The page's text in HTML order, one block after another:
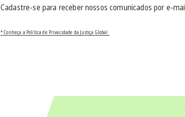
Cadastre-se para receber nossos comunicados por e-
* Conheça a Política de Privacidade da Justiça Global.